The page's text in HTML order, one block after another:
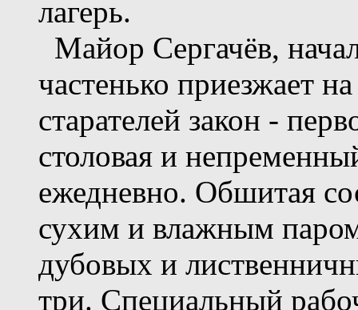
лагерь.
Майор Сергачёв,
частенько приезжает
старателей закон -
столовая и
ежедневно. Обшитая
сухим и влажным
дубовых и
три. Специальный